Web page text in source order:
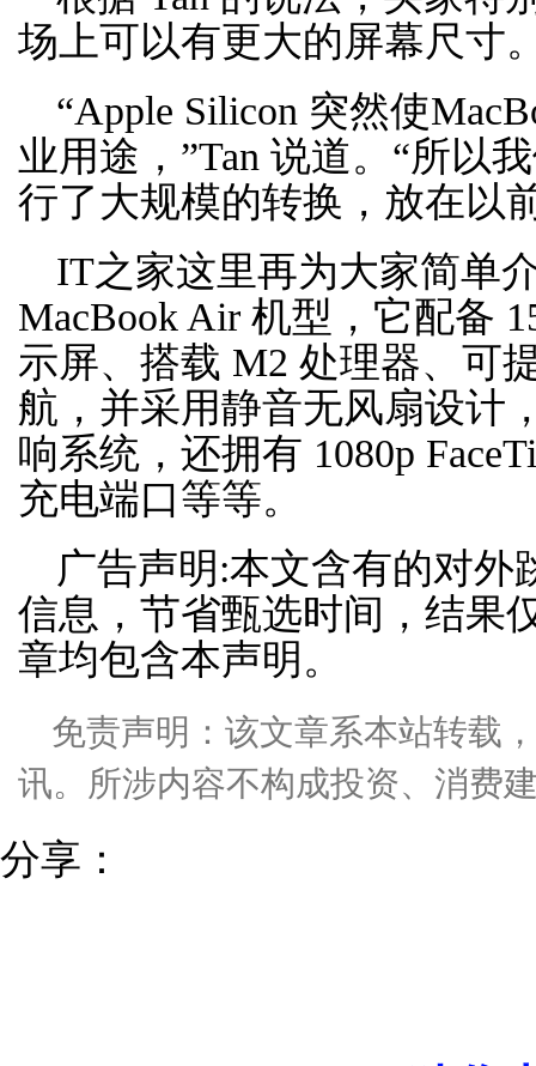
场上可以有更大的屏幕尺寸
“Apple Silicon 突然使
业用途，”Tan 说道。“所以
行了大规模的转换，放在以
IT之家这里再为大家简单
MacBook Air 机型，它配备
示屏、搭载 M2 处理器、可
航，并采用静音无风扇设计
响系统，还拥有 1080p
充电端口等等。
广告声明:本文含有的对外
信息，节省甄选时间，结果
章均包含本声明。
免责声明：该文章系本站转载
讯。所涉内容不构成投资、消费
分享：